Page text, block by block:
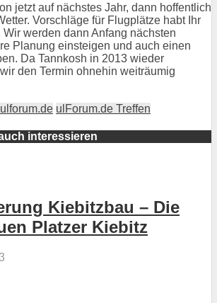
jetzt auf nächstes Jahr, dann hoffentlich
Vorschläge für Flugplätze habt Ihr
werden dann Anfang nächsten
Planung einsteigen und auch einen
Da Tannkosh in 2013 wieder
den Termin ohnehin weiträumig
ulforum.de ulForum.de Treffen
interessieren
Kiebitzbau – Die
Platzer Kiebitz